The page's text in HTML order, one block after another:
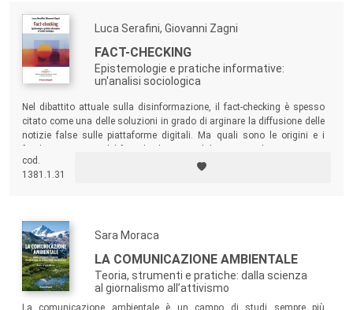
Luca Serafini, Giovanni Zagni
FACT-CHECKING
Epistemologie e pratiche informative:
un'analisi sociologica
Nel dibattito attuale sulla disinformazione, il fact-checking è spesso
citato come una delle soluzioni in grado di arginare la diffusione delle
notizie false sulle piattaforme digitali. Ma quali sono le origini e i
fattori sociali che lo influenzano? E come si deve considerare il
richiamo che esso più o meno esplicitamente fa alla “verità”?
cod.
1381.1.31
Sara Moraca
LA COMUNICAZIONE AMBIENTALE
Teoria, strumenti e pratiche: dalla scienza
al giornalismo all’attivismo
La comunicazione ambientale è un campo di studi sempre più